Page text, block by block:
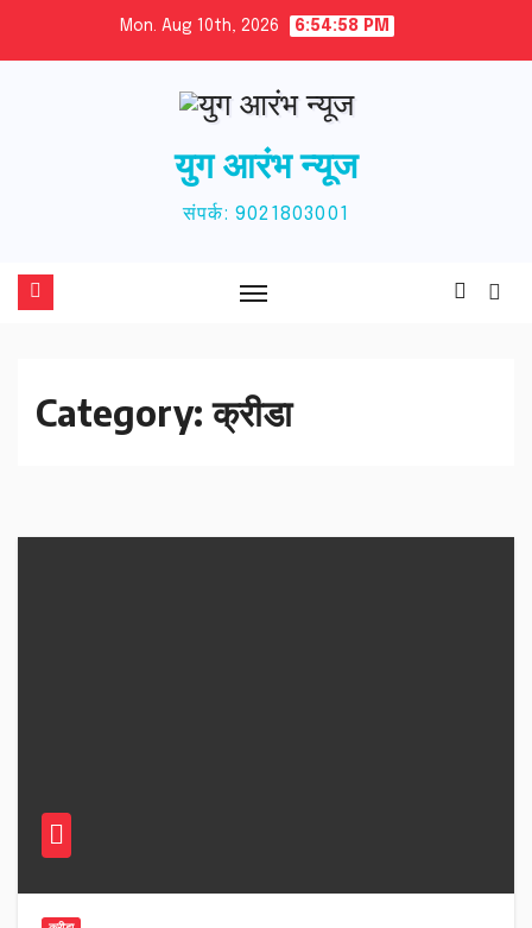
Mon. Aug 10th, 2026 6:54:58 PM
युग आरंभ न्यूज
संपर्क: 9021803001
Category:क्रीडा